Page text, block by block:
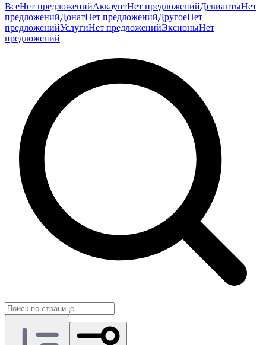
На практике здесь легко застрять не из-за слабого интереса, а
из-за перегруза системами. Нужно понимать, что собирать,
как строить рутину, где эффективнее фармить и как
подготовиться к более опасным зонам и боссам. Поэтому
услуги особенно полезны тем, кто хочет сократить путь до
уверенной игры и меньше учиться на болезненных ошибках.
Покупка услуг Once Human обычно интересна тем, кто хочет
играть комфортнее и быстрее прийти к понятному результату.
На GG.Store такие предложения публикуют сами игроки,
поэтому категорию удобно использовать как практичный
формат помощи по игре.
ВсеНет предложенийАккаунтНет предложенийДевиантыНет
предложенийДонатНет предложенийДругоеНет
предложенийУслугиНет предложенийЭксионыНет
предложений